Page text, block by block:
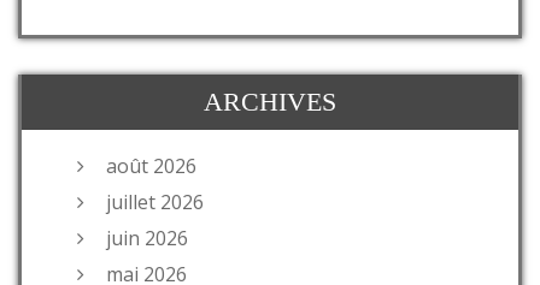
ARCHIVES
août 2026
juillet 2026
juin 2026
mai 2026